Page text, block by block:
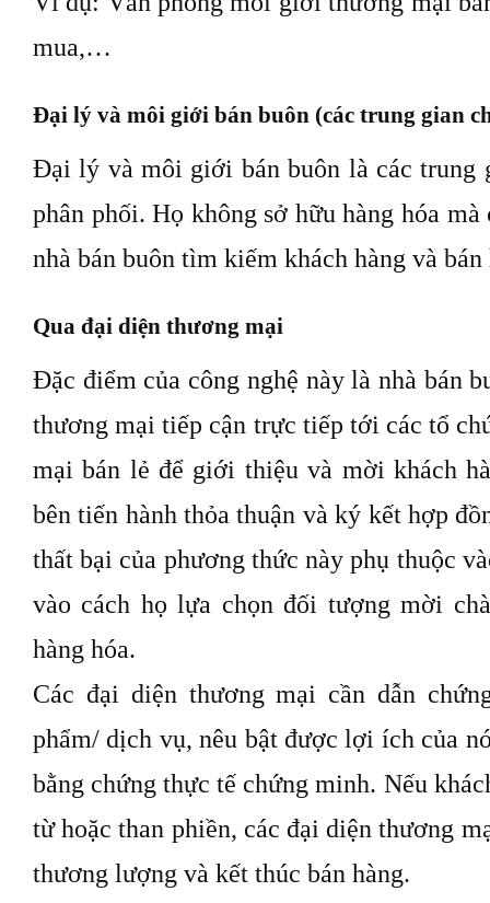
mua,…
Đại lý và môi giới bán buôn (các trung gian
Đại lý và môi giới bán buôn là các trung
phân phối. Họ không sở hữu hàng hóa
nhà bán buôn tìm kiếm khách hàng và bán
Qua đại diện thương mại
Đặc điểm của công nghệ này là nhà bán
thương mại tiếp cận trực tiếp tới các tổ
mại bán lẻ để giới thiệu và mời khách
bên tiến hành thỏa thuận và ký kết hợp
thất bại của phương thức này phụ thuộc
vào cách họ lựa chọn đối tượng mời
hàng hóa.
Các đại diện thương mại cần dẫn
phẩm/ dịch vụ, nêu bật được lợi ích của
bằng chứng thực tế chứng minh. Nếu
từ hoặc than phiền, các đại diện thương
thương lượng và kết thúc bán hàng.